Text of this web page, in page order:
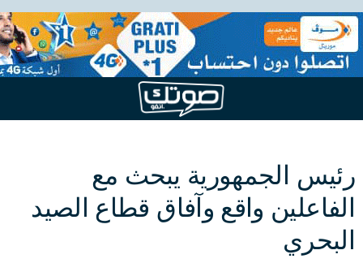
رئيس الجمهورية يبحث مع
الفاعلين واقع وآفاق قطاع الصيد
البحري